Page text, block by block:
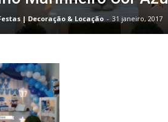
| Decoração & Locação - 31 janeiro, 2017